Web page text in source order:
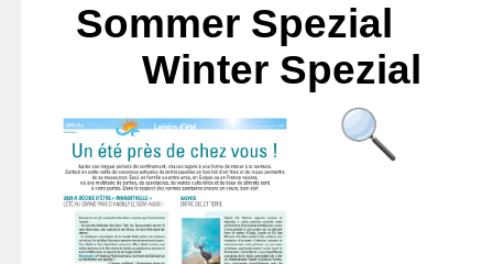
Winter Spezial